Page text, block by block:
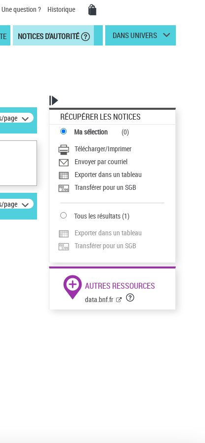
Une question ? Historique
NOTICES D'AUTORITÉ DANS UNIVERS
page
page
RÉCUPÉRER LES NOTICES
Ma sélection (0)
Télécharger/Imprimer
Envoyer par courriel
Exporter dans un tableau
Transférer pour un SGB
Tous les résultats(1)
Exporter dans un tableau
Transférer pour un SGB
AUTRES RESSOURCES
data.bnf.fr